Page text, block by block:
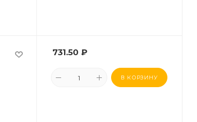
731.50 ₽
В КОРЗИНУ